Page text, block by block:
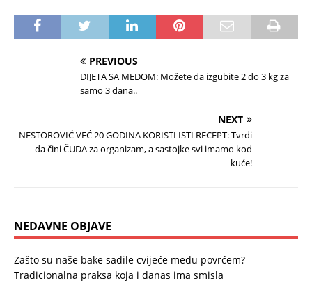
PREVIOUS
DIJETA SA MEDOM: Možete da izgubite 2 do 3 kg za
samo 3 dana..
NEXT
NESTOROVIĆ VEĆ 20 GODINA KORISTI ISTI RECEPT: Tvrdi
da čini ČUDA za organizam, a sastojke svi imamo kod
kuće!
NEDAVNE OBJAVE
Zašto su naše bake sadile cvijeće među povrćem?
Tradicionalna praksa koja i danas ima smisla